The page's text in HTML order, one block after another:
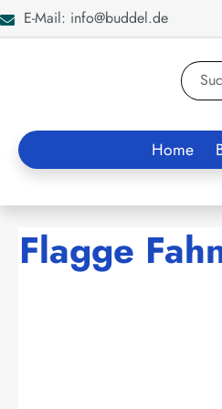
Zur Suche springen
E-Mail: info@buddel.de
Home
Flagge